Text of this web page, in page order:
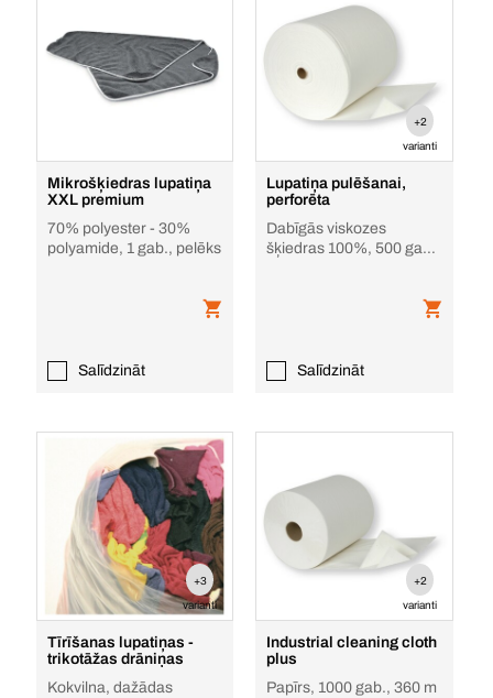
Mikrošķiedras lupatiņa
XXL premium
70% polyester - 30%
polyamide, 1 gab., pelēks
Salīdzināt
+2
varianti
Lupatiņa pulēšanai,
perforēta
Dabīgās viskozes
šķiedras 100%, 500 gab.,
Salīdzināt
+3
varianti
Tīrīšanas lupatiņas -
trikotāžas drāniņas
Kokvilna, dažādas
+2
varianti
Industrial cleaning cloth
plus
Papīrs, 1000 gab., 360 m